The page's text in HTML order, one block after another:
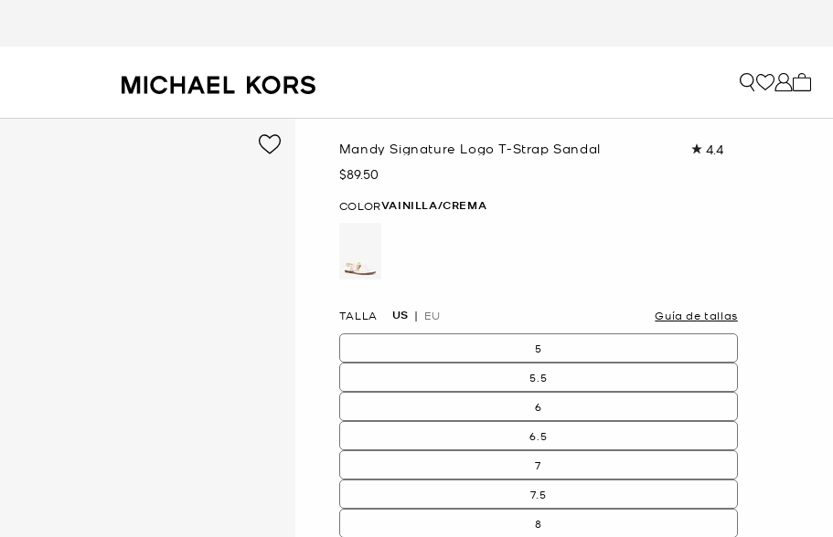
Mandy Signature Logo T-Strap Sandal 4.4Lea
Ahora
$89.50
COLORVAINILLA/CREMA
TALLA US EU Guía de tallas
5
5.5
6
6.5
7
7.5
8